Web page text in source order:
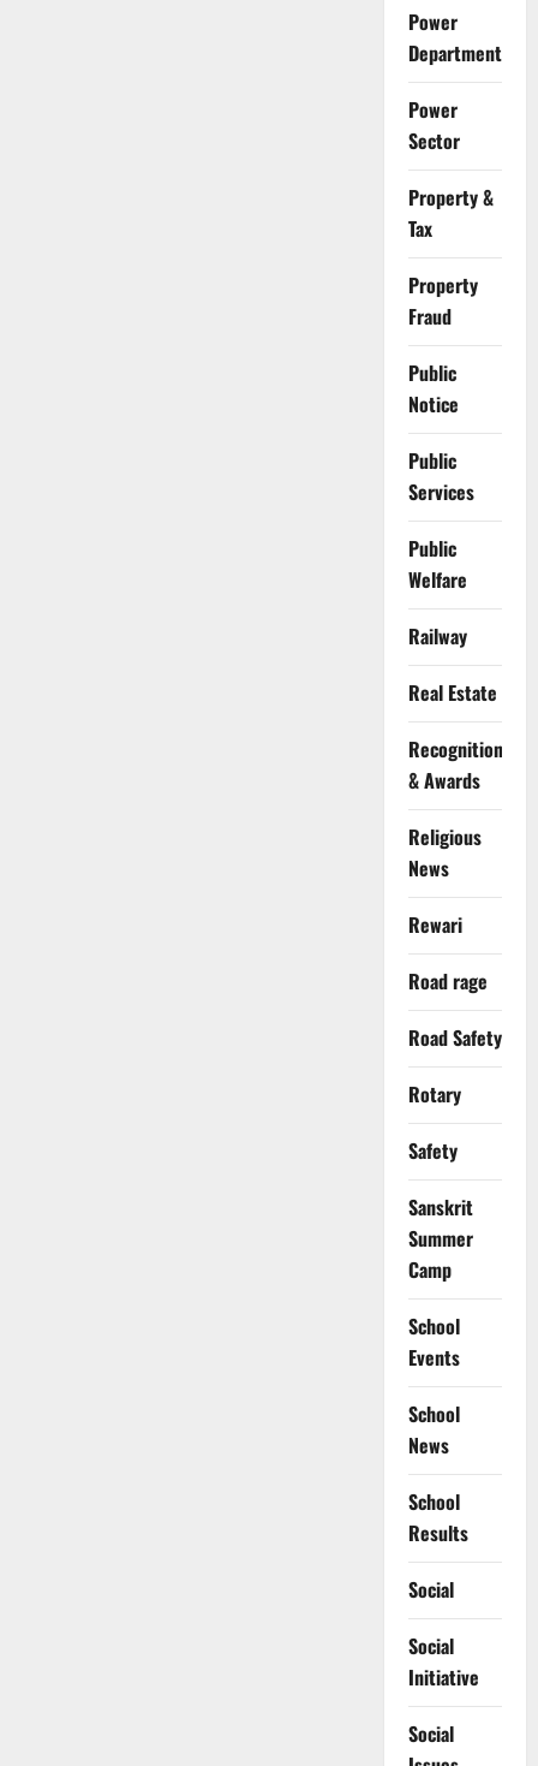
Power
Department
Power
Sector
Property &
Tax
Property
Fraud
Public
Notice
Public
Services
Public
Welfare
Railway
Real Estate
Recognition
& Awards
Religious
News
Rewari
Road rage
Road Safety
Rotary
Safety
Sanskrit
Summer
Camp
School
Events
School
News
School
Results
Social
Social
Initiative
Social